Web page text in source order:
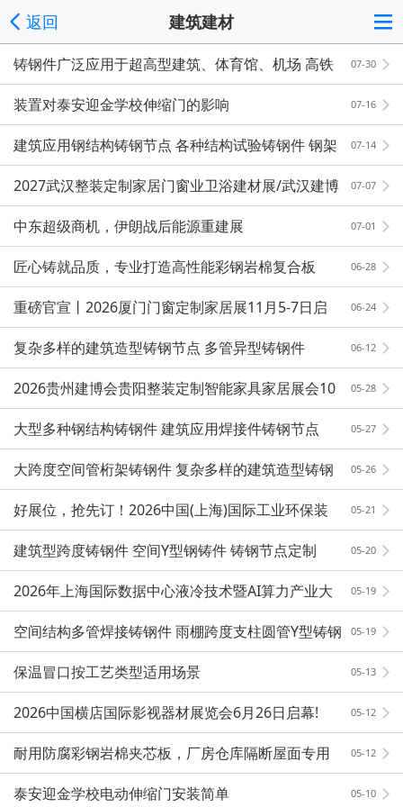
返回 建筑建材
07-30
铸钢件广泛应用于超高型建筑、体育馆、机场 高铁
站等标志性建筑
07-16
装置对泰安迎金学校伸缩门的影响
07-14
建筑应用钢结构铸钢节点 各种结构试验铸钢件 钢架
结构铸件
07-07
2027武汉整装定制家居门窗业卫浴建材展/武汉建博
会招商启动
07-01
中东超级商机，伊朗战后能源重建展
06-28
匠心铸就品质，专业打造高性能彩钢岩棉复合板
06-24
重磅官宣丨2026厦门门窗定制家居展11月5-7日启
幕！
06-12
复杂多样的建筑造型铸钢节点 多管异型铸钢件
05-28
2026贵州建博会贵阳整装定制智能家具家居展会10
月开幕
05-27
大型多种钢结构铸钢件 建筑应用焊接件铸钢节点
05-26
大跨度空间管桁架铸钢件 复杂多样的建筑造型铸钢
节点
05-21
好展位，抢先订！2026中国(上海)国际工业环保装
备展览会
05-20
建筑型跨度铸钢件 空间Y型钢铸件 铸钢节点定制
05-19
2026年上海国际数据中心液冷技术暨AI算力产业大
会暨展览会
05-19
空间结构多管焊接铸钢件 雨棚跨度支柱圆管Y型铸钢
节点供应
05-13
保温冒口按工艺类型适用场景
05-12
2026中国横店国际影视器材展览会6月26日启幕!
05-12
耐用防腐彩钢岩棉夹芯板，厂房仓库隔断屋面专用
05-10
泰安迎金学校电动伸缩门安装简单